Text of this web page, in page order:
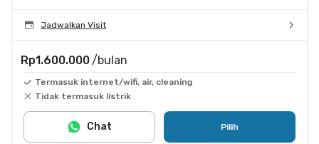
Jadwalkan Visit
Rp1.600.000 /bulan
Termasuk internet/wifi, air, cleaning
Tidak termasuk listrik
Pilih
Chat